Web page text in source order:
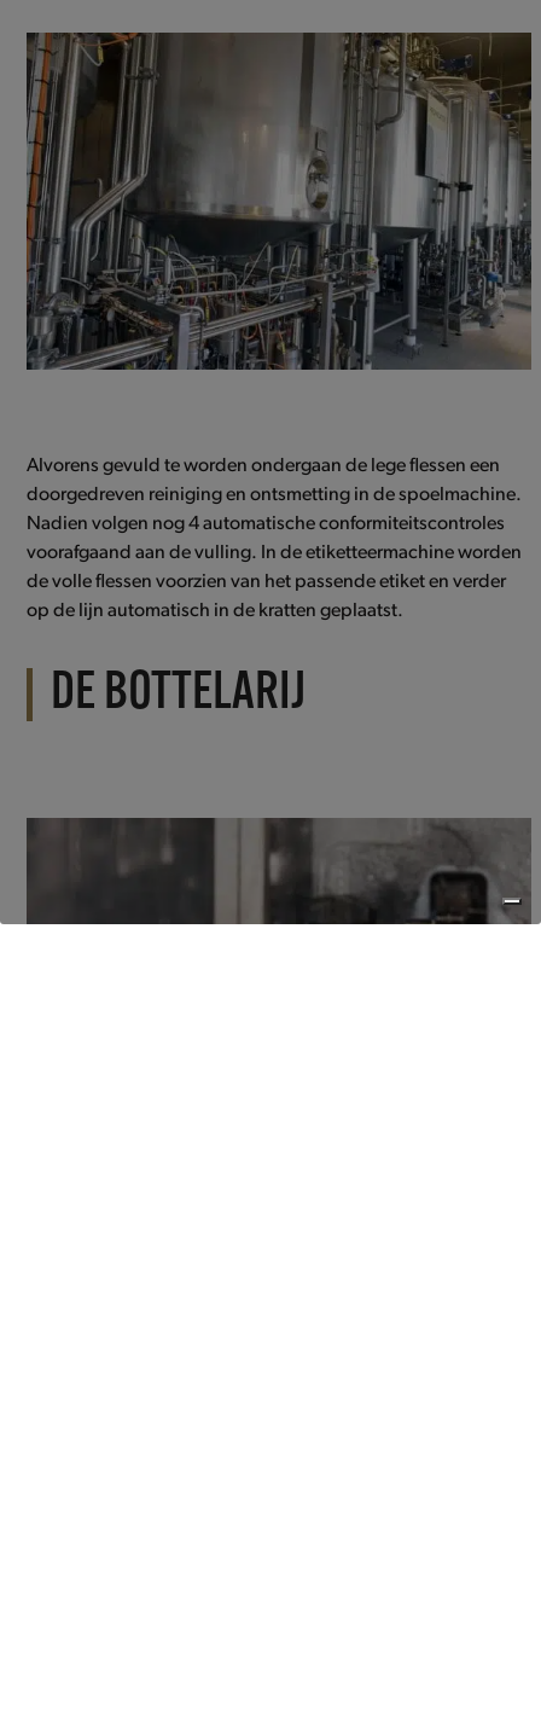
Alvorens gevuld te worden ondergaan de lege flessen een
doorgedreven reiniging en ontsmetting in de spoelmachine.
Nadien volgen nog 4 automatische conformiteitscontroles
voorafgaand aan de vulling. In de etiketteermachine worden
de volle flessen voorzien van het passende etiket en verder
op de lijn automatisch in de kratten geplaatst.
DE BOTTELARIJ